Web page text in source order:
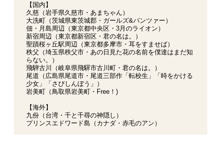
【国内】
久慈（岩手県久慈市・あまちゃん）
大洗町（茨城県東茨城郡・ガールズ&パンツァー）
佃・月島周辺（東京都中央区・3月のライオン）
新宿周辺（東京都新宿区・君の名は。）
聖蹟桜ヶ丘駅周辺（東京都多摩市・耳をすませば）
秩父（埼玉県秩父市・あの日見た花の名前を僕達はまだ知
らない。）
飛騨古川（岐阜県飛驒市古川町・君の名は。）
尾道（広島県尾道市・尾道三部作「転校生」「時をかける
少女」「さびしんぼう」）
岩美町（鳥取県岩美町・Free！)
【海外】
九份（台湾・千と千尋の神隠し）
プリンスエドワード島（カナダ・赤毛のアン）